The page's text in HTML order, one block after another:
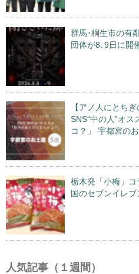
群馬･桐生市の有
団体が8､9日に開
【アノ人にとち
SNS“中の人”オ
コ？」 宇都宮の
栃木発「小梅」
国のセブンイレブ
人気記事（１週間）